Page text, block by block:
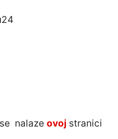
nalaze ovoj stranici